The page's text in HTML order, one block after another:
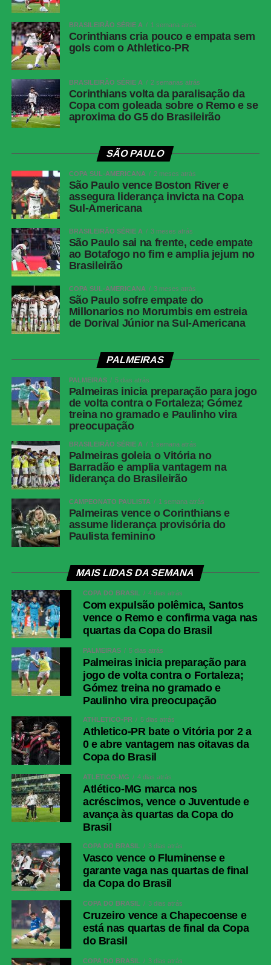
Bahia
Bahia
Ronaldo; Roman Gómez, David Duarte, Ramos
Mingo e Zé Guilherme (Luciano Juba);
Pulga (Sanabria) e Alejo Véliz (Willian José).
Técnico: Rogério Ceni.
Corinthians
Hugo Souza; Matheuzinho, Gabriel Paulista,
Milans); Raniele (Matheus Pereira), André
(Allan), Breno Bidon (Zakaria Labyad) e
Rodrigo Garro; Kaio César e Yuri Alberto
(André Carrillo). Técnico: Fernando Diniz.
COMENTE ABAIXO:
WhatsApp
Facebook
Twitter
Messenger
Share
BRASILEIRÃO SÉRIE A 1 semana atrás
Corinthians cria pouco e empata sem
gols com o Athletico-PR
BRASILEIRÃO SÉRIE A 2 semanas atrás
Corinthians volta da paralisação da
Copa com goleada sobre o Remo e se
aproxima do G5 do Brasileirão
SÃO PAULO
COPA SUL-AMERICANA 2 meses atrás
São Paulo vence Boston River e
assegura liderança invicta na Copa
Sul-Americana
BRASILEIRÃO SÉRIE A 3 meses atrás
São Paulo sai na frente, cede empate
ao Botafogo no fim e amplia jejum no
Brasileirão
COPA SUL-AMERICANA 3 meses atrás
São Paulo sofre empate do
Millonarios no Morumbis em estreia
de Dorival Júnior na Sul-Americana
PALMEIRAS
PALMEIRAS 5 dias atrás
Palmeiras inicia preparação para jogo
de volta contra o Fortaleza; Gómez
treina no gramado e Paulinho vira
preocupação
BRASILEIRÃO SÉRIE A 1 semana atrás
Palmeiras goleia o Vitória no
Barradão e amplia vantagem na
liderança do Brasileirão
CAMPEONATO PAULISTA 1 semana atrás
Palmeiras vence o Corinthians e
assume liderança provisória do
Paulista feminino
MAIS LIDAS DA SEMANA
COPA DO BRASIL 4 dias atrás
Com expulsão polêmica, Santos
vence o Remo e confirma vaga nas
quartas da Copa do Brasil
PALMEIRAS 5 dias atrás
Palmeiras inicia preparação para
jogo de volta contra o Fortaleza;
Gómez treina no gramado e
Paulinho vira preocupação
ATHLETICO-PR 5 dias atrás
Athletico-PR bate o Vitória por 2 a
0 e abre vantagem nas oitavas da
Copa do Brasil
ATLÉTICO-MG 4 dias atrás
Atlético-MG marca nos
acréscimos, vence o Juventude e
avança às quartas da Copa do
Brasil
COPA DO BRASIL 3 dias atrás
Vasco vence o Fluminense e
garante vaga nas quartas de final
da Copa do Brasil
COPA DO BRASIL 3 dias atrás
Cruzeiro vence a Chapecoense e
está nas quartas de final da Copa
do Brasil
COPA DO BRASIL 3 dias atrás